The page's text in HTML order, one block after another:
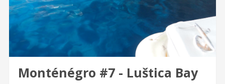
Monténégro #7 - Luštica Bay